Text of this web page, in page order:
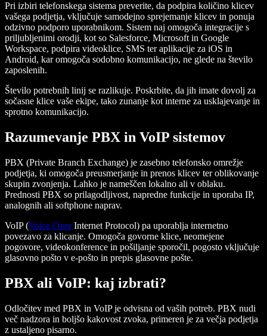
Pri izbiri telefonskega sistema preverite, da podpira količino klicev
vašega podjetja, vključuje samodejno sprejemanje klicev in ponuja
odzivno podporo uporabnikom. Sistem naj omogoča integracije s
priljubljenimi orodji, kot so Salesforce, Microsoft in Google
Workspace, podpira videoklice, SMS ter aplikacije za iOS in
Android, kar omogoča sodobno komunikacijo, ne glede na število
zaposlenih.
Število potrebnih linij se razlikuje. Poskrbite, da jih imate dovolj za
sočasne klice vaše ekipe, tako zunanje kot interne za usklajevanje in
sprotno komunikacijo.
Razumevanje PBX in VoIP sistemov
PBX (Private Branch Exchange) je zasebno telefonsko omrežje
podjetja, ki omogoča preusmerjanje in prenos klicev ter oblikovanje
skupin zvonjenja. Lahko je nameščen lokalno ali v oblaku.
Prednosti PBX so prilagodljivost, napredne funkcije in uporaba IP,
analognih ali softphone naprav.
VoIP (Voice OverInternet Protocol) pa uporablja internetno
povezavo za klicanje. Omogoča govorne klice, neomejene
pogovore, videokonference in pošiljanje sporočil, pogosto vključuje
glasovno pošto v e-pošto in prepis glasovne pošte.
PBX ali VoIP: kaj izbrati?
Odločitev med PBX in VoIP je odvisna od vaših potreb. PBX nudi
več nadzora in boljšo kakovost zvoka, primeren je za večja podjetja
z ustaljeno pisarno.